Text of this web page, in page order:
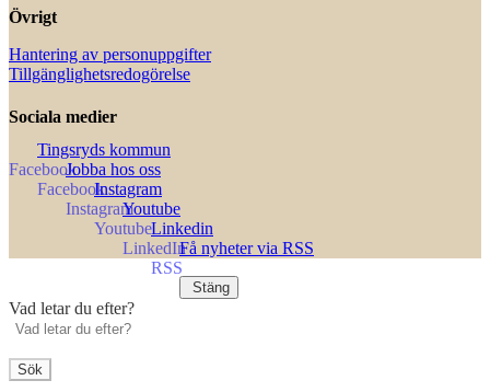
Övrigt
Hantering av personuppgifter
Tillgänglighetsredogörelse
Sociala medier
Tingsryds kommun
Jobba hos oss
Instagram
Youtube
Linkedin
Få nyheter via RSS
Stäng
Vad letar du efter?
Sök